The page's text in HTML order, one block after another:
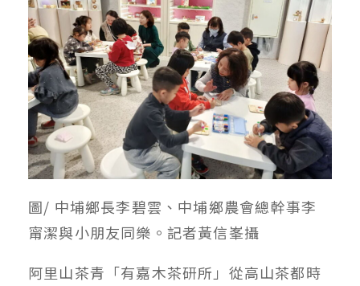
圖/ 中埔鄉長李碧雲、中埔鄉農會總幹事李
甯潔與小朋友同樂。記者黃信峯攝
阿里山茶青「有嘉木茶研所」從高山茶都時